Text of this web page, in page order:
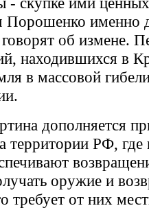
именно
об измене.
находившихся в
в массовой
дополняется
территории РФ, где
оружие и
требует от них